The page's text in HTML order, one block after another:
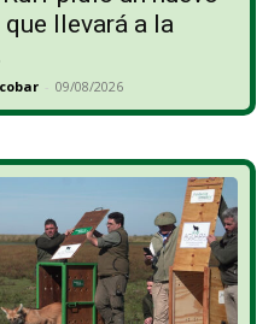
llevará a la
- 09/08/2026